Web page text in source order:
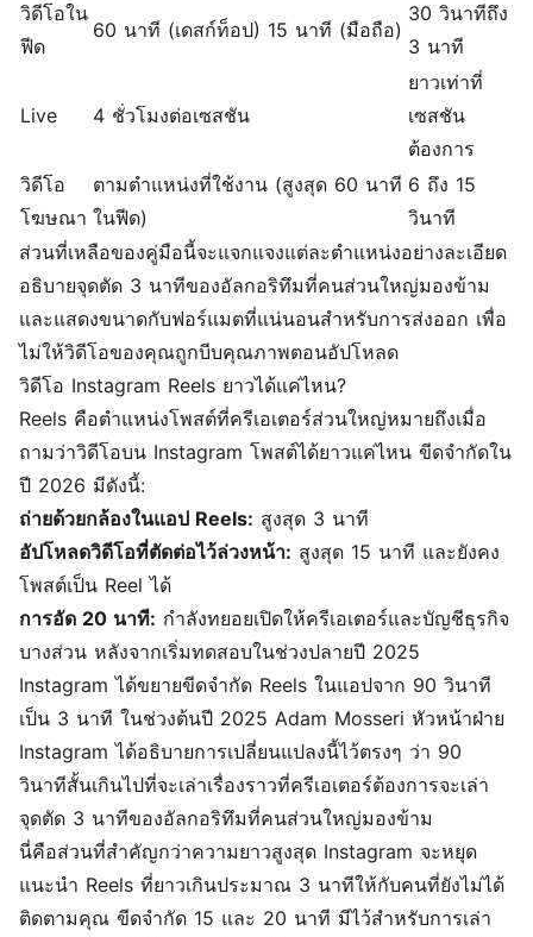
วิดีโอใน
ฟีด
60 นาที (เดสก์ท็อป) 15 นาที (มือถือ)
30 วินาทีถึง
3 นาที
Live 4 ชั่วโมงต่อเซสชัน
ยาวเท่าที่
เซสชัน
ต้องการ
วิดีโอ
โฆษณา
ตามตำแหน่งที่ใช้งาน (สูงสุด 60 นาที
ในฟีด)
6 ถึง 15
วินาที
ส่วนที่เหลือของคู่มือนี้จะแจกแจงแต่ละตำแหน่งอย่างละเอียด
อธิบายจุดตัด 3 นาทีของอัลกอริทึมที่คนส่วนใหญ่มองข้าม
และแสดงขนาดกับฟอร์แมตที่แน่นอนสำหรับการส่งออก เพื่อ
ไม่ให้วิดีโอของคุณถูกบีบคุณภาพตอนอัปโหลด
วิดีโอ Instagram Reels ยาวได้แค่ไหน?
Reels คือตำแหน่งโพสต์ที่ครีเอเตอร์ส่วนใหญ่หมายถึงเมื่อ
ถามว่าวิดีโอบน Instagram โพสต์ได้ยาวแค่ไหน ขีดจำกัดใน
ปี 2026 มีดังนี้:
ถ่ายด้วยกล้องในแอป Reels: สูงสุด 3 นาที
อัปโหลดวิดีโอที่ตัดต่อไว้ล่วงหน้า: สูงสุด 15 นาที และยังคง
โพสต์เป็น Reel ได้
การอัด 20 นาที: กำลังทยอยเปิดให้ครีเอเตอร์และบัญชีธุรกิจ
บางส่วน หลังจากเริ่มทดสอบในช่วงปลายปี 2025
Instagram ได้ขยายขีดจำกัด Reels ในแอปจาก 90 วินาที
เป็น 3 นาที ในช่วงต้นปี 2025 Adam Mosseri หัวหน้าฝ่าย
Instagram ได้อธิบายการเปลี่ยนแปลงนี้ไว้ตรงๆ ว่า 90
วินาทีสั้นเกินไปที่จะเล่าเรื่องราวที่ครีเอเตอร์ต้องการจะเล่า
จุดตัด 3 นาทีของอัลกอริทึมที่คนส่วนใหญ่มองข้าม
นี่คือส่วนที่สำคัญกว่าความยาวสูงสุด Instagram จะหยุด
แนะนำ Reels ที่ยาวเกินประมาณ 3 นาทีให้กับคนที่ยังไม่ได้
ติดตามคุณ ขีดจำกัด 15 และ 20 นาที มีไว้สำหรับการเล่า